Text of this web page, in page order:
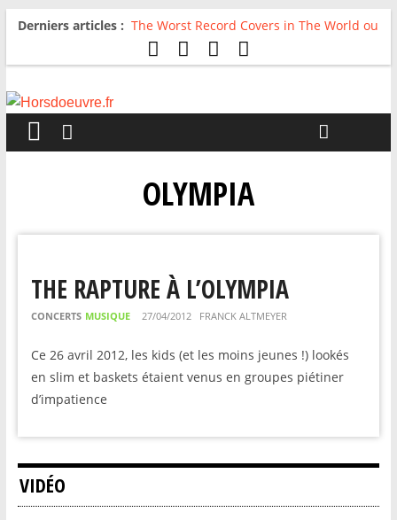
Derniers articles : The Worst Record Covers in The World ou
Comment rire du pire
Avril 2026 : C’est dans les vieux pots
For The First Time, Again : Tyler Ballgame
OLYMPIA
THE RAPTURE À L’OLYMPIA
CONCERTS MUSIQUE 27/04/2012 FRANCK ALTMEYER
Ce 26 avril 2012, les kids (et les moins jeunes !) lookés
en slim et baskets étaient venus en groupes piétiner
d’impatience
VIDÉO